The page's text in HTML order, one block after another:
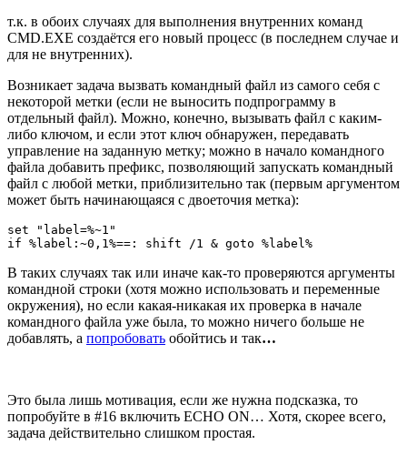
т.к. в обоих случаях для выполнения внутренних команд
CMD.EXE создаётся его новый процесс (в последнем случае и
для не внутренних).
Возникает задача вызвать командный файл из самого себя с
некоторой метки (если не выносить подпрограмму в
отдельный файл). Можно, конечно, вызывать файл с каким-
либо ключом, и если этот ключ обнаружен, передавать
управление на заданную метку; можно в начало командного
файла добавить префикс, позволяющий запускать командный
файл с любой метки, приблизительно так (первым аргументом
может быть начинающаяся с двоеточия метка):
set "label=%~1"
if %label:~0,1%==: shift /1 & goto %label%
В таких случаях так или иначе как-то проверяются аргументы
командной строки (хотя можно использовать и переменные
окружения), но если какая-никакая их проверка в начале
командного файла уже была, то можно ничего больше не
добавлять, а попробовать обойтись и так…
Это была лишь мотивация, если же нужна подсказка, то
попробуйте в #16 включить ECHO ON… Хотя, скорее всего,
задача действительно слишком простая.